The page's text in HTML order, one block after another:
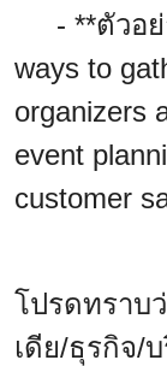
- **ตัวอย่
ways to
organizers
event
customer
โปรดทราบ
เดีย/ธุรกิจ/